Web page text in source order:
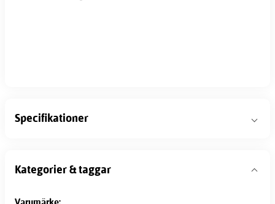
Specifikationer
Kategorier & taggar
Varumärke: